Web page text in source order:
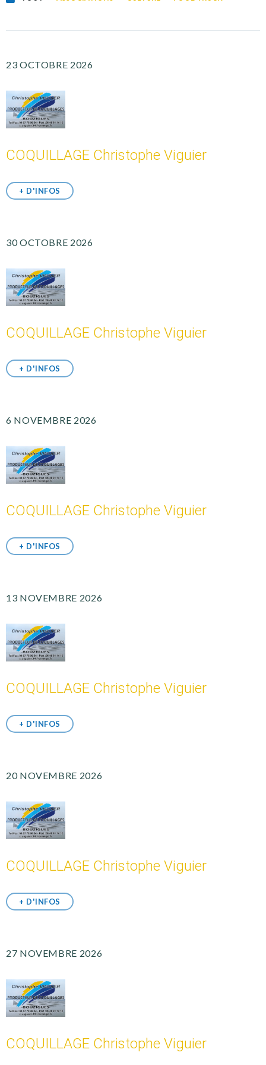
23 OCTOBRE 2026
COQUILLAGE Christophe Viguier
+ D'INFOS
30 OCTOBRE 2026
COQUILLAGE Christophe Viguier
+ D'INFOS
6 NOVEMBRE 2026
COQUILLAGE Christophe Viguier
+ D'INFOS
13 NOVEMBRE 2026
COQUILLAGE Christophe Viguier
+ D'INFOS
20 NOVEMBRE 2026
COQUILLAGE Christophe Viguier
+ D'INFOS
27 NOVEMBRE 2026
COQUILLAGE Christophe Viguier